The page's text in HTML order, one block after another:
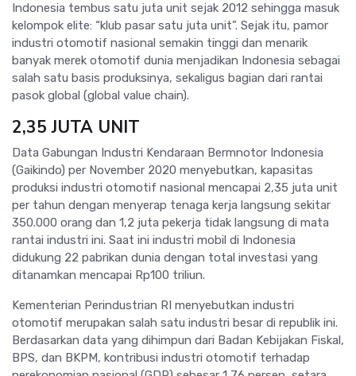
Indonesia tembus satu juta unit sejak 2012 sehingga masuk
kelompok elite: “klub pasar satu juta unit”. Sejak itu, pamor
industri otomotif nasional semakin tinggi dan menarik
banyak merek otomotif dunia menjadikan Indonesia sebagai
salah satu basis produksinya, sekaligus bagian dari rantai
pasok global (global value chain).
2,35 JUTA UNIT
Data Gabungan Industri Kendaraan Bermnotor Indonesia
(Gaikindo) per November 2020 menyebutkan, kapasitas
produksi industri otomotif nasional mencapai 2,35 juta unit
per tahun dengan menyerap tenaga kerja langsung sekitar
350.000 orang dan 1,2 juta pekerja tidak langsung di mata
rantai industri ini. Saat ini industri mobil di Indonesia
didukung 22 pabrikan dunia dengan total investasi yang
ditanamkan mencapai Rp100 triliun.
Kementerian Perindustrian RI menyebutkan industri
otomotif merupakan salah satu industri besar di republik ini.
Berdasarkan data yang dihimpun dari Badan Kebijakan Fiskal,
BPS, dan BKPM, kontribusi industri otomotif terhadap